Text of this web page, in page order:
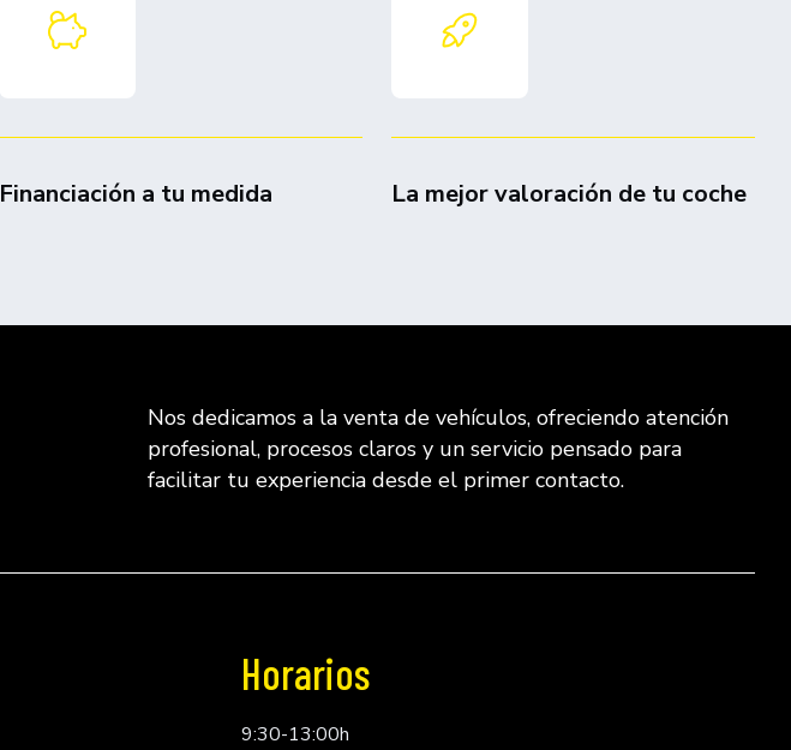
Financiación a tu medida La mejor valoración de tu coche
Nos dedicamos a la venta de vehículos, ofreciendo atención
profesional, procesos claros y un servicio pensado para
facilitar tu experiencia desde el primer contacto.
Horarios
9:30-13:00h